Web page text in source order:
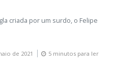
criada por um surdo, o Felipe
de 2021 5 minutos para ler